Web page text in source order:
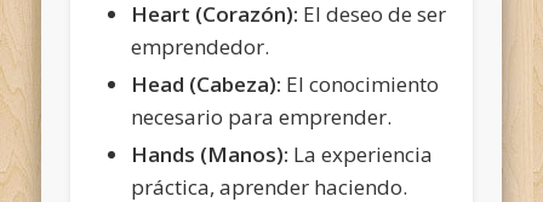
Heart (Corazón): El deseo de ser
emprendedor.
Head (Cabeza): El conocimiento
necesario para emprender.
Hands (Manos): La experiencia
práctica, aprender haciendo.